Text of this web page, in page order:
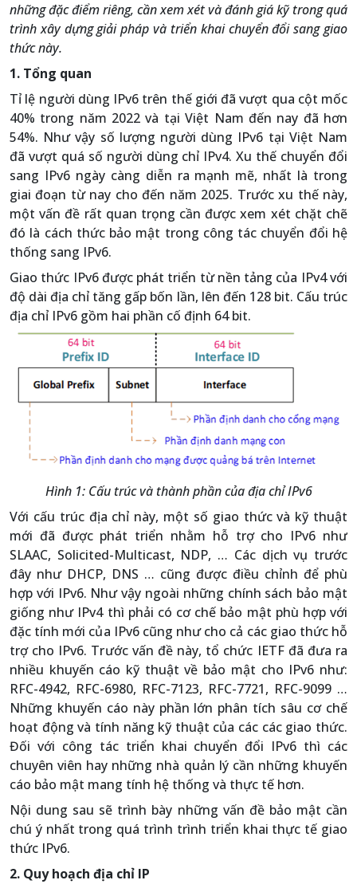
những đặc điểm riêng, cần xem xét và đánh giá kỹ trong quá
trình xây dựng giải pháp và triển khai chuyển đổi sang giao
thức này.
1. Tổng quan
Tỉ lệ người dùng IPv6 trên thế giới đã vượt qua cột mốc
40% trong năm 2022 và tại Việt Nam đến nay đã hơn
54%. Như vậy số lượng người dùng IPv6 tại Việt Nam
đã vượt quá số người dùng chỉ IPv4. Xu thế chuyển đổi
sang IPv6 ngày càng diễn ra mạnh mẽ, nhất là trong
giai đoạn từ nay cho đến năm 2025. Trước xu thế này,
một vấn đề rất quan trọng cần được xem xét chặt chẽ
đó là cách thức bảo mật trong công tác chuyển đổi hệ
thống sang IPv6.
Giao thức IPv6 được phát triển từ nền tảng của IPv4 với
độ dài địa chỉ tăng gấp bốn lần, lên đến 128 bit. Cấu trúc
địa chỉ IPv6 gồm hai phần cố định 64 bit.
Hình 1: Cấu trúc và thành phần của địa chỉ IPv6
Với cấu trúc địa chỉ này, một số giao thức và kỹ thuật
mới đã được phát triển nhằm hỗ trợ cho IPv6 như
SLAAC, Solicited-Multicast, NDP, … Các dịch vụ trước
đây như DHCP, DNS … cũng được điều chỉnh để phù
hợp với IPv6. Như vậy ngoài những chính sách bảo mật
giống như IPv4 thì phải có cơ chế bảo mật phù hợp với
đặc tính mới của IPv6 cũng như cho cả các giao thức hỗ
trợ cho IPv6. Trước vấn đề này, tổ chức IETF đã đưa ra
nhiều khuyến cáo kỹ thuật về bảo mật cho IPv6 như:
RFC-4942, RFC-6980, RFC-7123, RFC-7721, RFC-9099 …
Những khuyến cáo này phần lớn phân tích sâu cơ chế
hoạt động và tính năng kỹ thuật của các các giao thức.
Đối với công tác triển khai chuyển đổi IPv6 thì các
chuyên viên hay những nhà quản lý cần những khuyến
cáo bảo mật mang tính hệ thống và thực tế hơn.
Nội dung sau sẽ trình bày những vấn đề bảo mật cần
chú ý nhất trong quá trình trình triển khai thực tế giao
thức IPv6.
2. Quy hoạch địa chỉ IP